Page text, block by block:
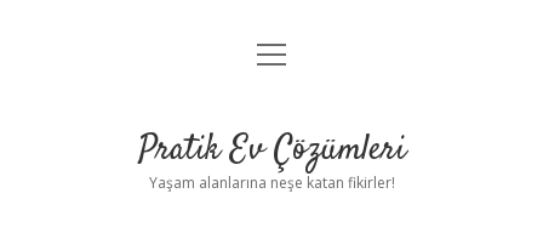
Anasayfa
Yasal Uyarı
menüyü
Pratik Ev Çözümleri
Yaşam alanlarına neşe katan fikirler!